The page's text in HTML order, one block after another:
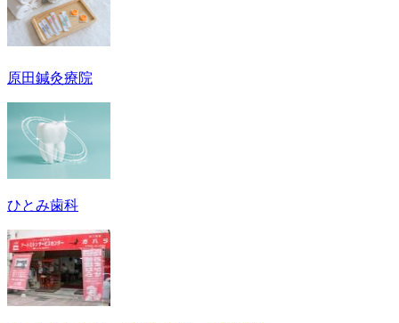
原田鍼灸療院
ひとみ歯科